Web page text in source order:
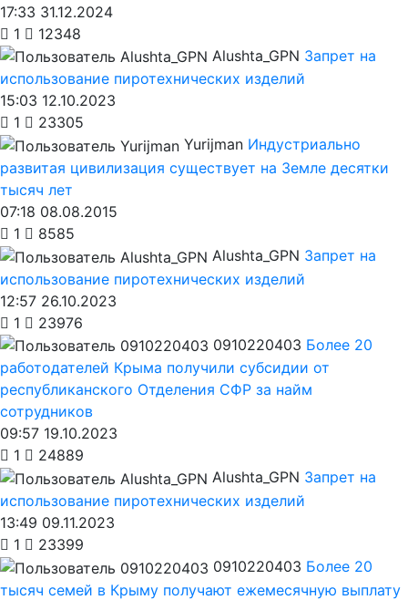
17:33 31.12.2024
1
12348
Alushta_GPN Запрет на
использование пиротехнических изделий
15:03 12.10.2023
1
23305
Yurijman Индустриально
развитая цивилизация существует на Земле десятки
тысяч лет
07:18 08.08.2015
1
8585
Alushta_GPN Запрет на
использование пиротехнических изделий
12:57 26.10.2023
1
23976
0910220403 Более 20
работодателей Крыма получили субсидии от
республиканского Отделения СФР за найм
сотрудников
09:57 19.10.2023
1
24889
Alushta_GPN Запрет на
использование пиротехнических изделий
13:49 09.11.2023
1
23399
0910220403 Более 20
тысяч семей в Крыму получают ежемесячную выплату